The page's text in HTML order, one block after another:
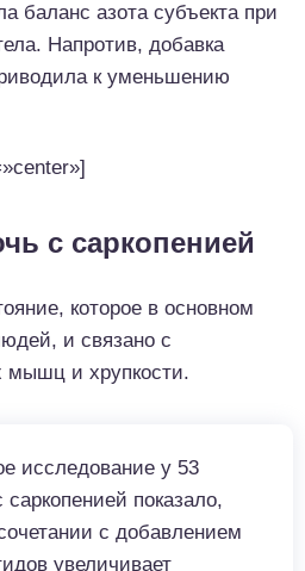
баланс азота субъекта при
Напротив, добавка
к уменьшению
с саркопенией
которое в основном
и связано с
мышц и хрупкости.
исследование у 53
показало,
с добавлением
увеличивает